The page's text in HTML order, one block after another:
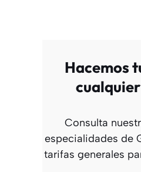
Hacemos
Consulta
especialidades de
tarifas generales